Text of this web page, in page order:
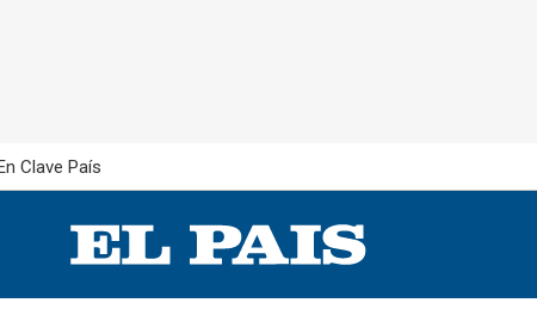
Clave País